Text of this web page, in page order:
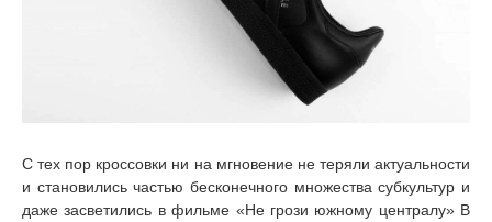
С тех пор кроссовки ни на мгновение не теряли актуальности
и становились частью бесконечного множества субкультур и
даже засветились в фильме «Не грози южному централу» В